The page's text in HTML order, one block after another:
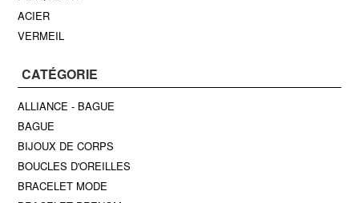
ACIER
VERMEIL
CATÉGORIE
ALLIANCE - BAGUE
BAGUE
BIJOUX DE CORPS
BOUCLES D'OREILLES
BRACELET MODE